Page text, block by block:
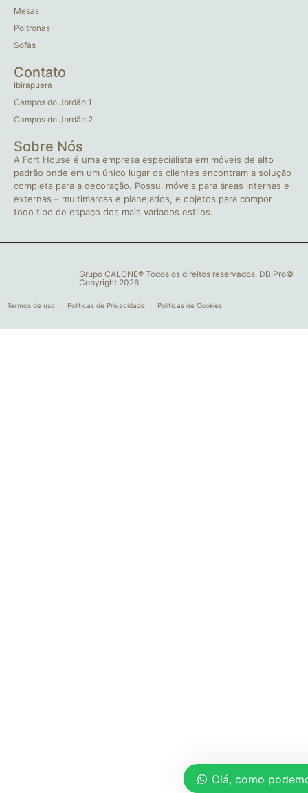
Mesas
Poltronas
Sofás
Contato
Ibirapuera
Campos do Jordão 1
Campos do Jordão 2
Sobre Nós
A Fort House é uma empresa especialista em móveis de alto
padrão onde em um único lugar os clientes encontram a solução
completa para a decoração. Possui móveis para áreas internas e
externas – multimarcas e planejados, e objetos para compor
todo tipo de espaço dos mais variados estilos.
Grupo CALONE® Todos os direitos reservados. DBIPro©
Copyright 2026
Termos de uso Políticas de Privacidade Políticas de Cookies
Olá, como